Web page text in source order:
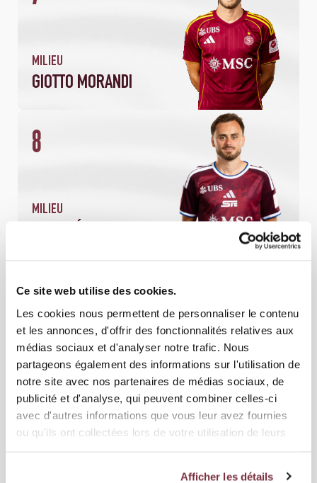
Ce site web utilise des cookies.
Les cookies nous permettent de personnaliser le contenu
et les annonces, d'offrir des fonctionnalités relatives aux
médias sociaux et d'analyser notre trafic. Nous
partageons également des informations sur l'utilisation de
notre site avec nos partenaires de médias sociaux, de
publicité et d'analyse, qui peuvent combiner celles-ci
avec d'autres informations que vous leur avez fournies
ou qu'ils ont collectées lors de votre utilisation de leurs
Afficher les détails
MILIEU
GIOTTO MORANDI
8
MILIEU
2
MINUTES JOUÉES
9
MILIEU
MIROSLAV STEVANOVIC
MINUTES JOUÉES
11